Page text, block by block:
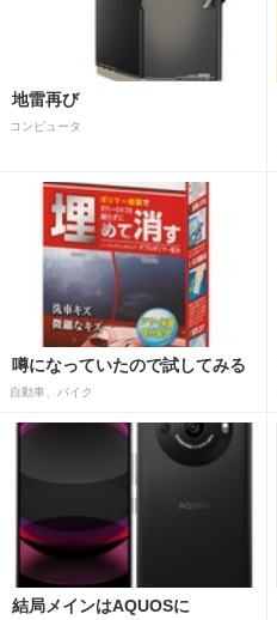
地雷再び
コンピュータ
噂になっていたので試してみる
自動車、バイク
結局メインはAQUOSに